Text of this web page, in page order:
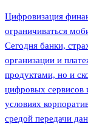
Цифровизация
ограничиваться
Сегодня банки,
организации и
продуктами, но и
цифровых сервисов
условиях
средой передачи